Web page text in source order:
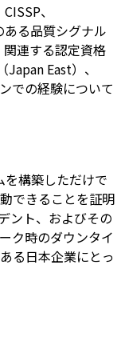
、
る品質シグナル
連する認定資格
East）、
での経験について
構築しただけで
できることを証明
ント、およびその
ク時のダウンタイ
る日本企業にとっ